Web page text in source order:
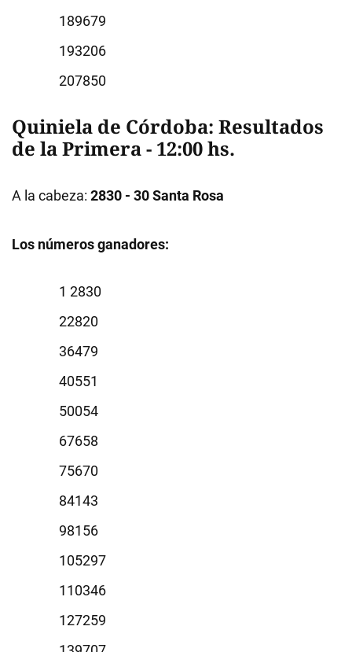
9679
3206
7850
Quiniela de Córdoba: Resultados
de la Primera - 12:00 hs.
A la cabeza: 2830 - 30 Santa Rosa
Los números ganadores:
2830
2820
6479
0551
0054
7658
5670
4143
8156
5297
0346
7259